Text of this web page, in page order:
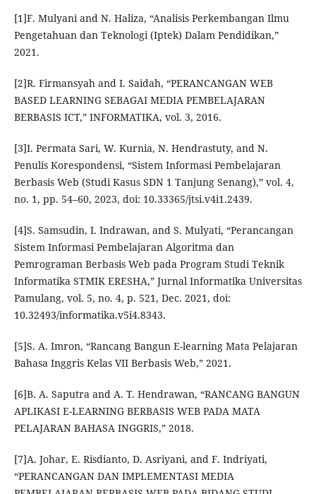
[1]F. Mulyani and N. Haliza, “Analisis Perkembangan Ilmu
Pengetahuan dan Teknologi (Iptek) Dalam Pendidikan,”
2021.
[2]R. Firmansyah and I. Saidah, “PERANCANGAN WEB
BASED LEARNING SEBAGAI MEDIA PEMBELAJARAN
BERBASIS ICT,” INFORMATIKA, vol. 3, 2016.
[3]I. Permata Sari, W. Kurnia, N. Hendrastuty, and N.
Penulis Korespondensi, “Sistem Informasi Pembelajaran
Berbasis Web (Studi Kasus SDN 1 Tanjung Senang),” vol. 4,
no. 1, pp. 54–60, 2023, doi: 10.33365/jtsi.v4i1.2439.
[4]S. Samsudin, I. Indrawan, and S. Mulyati, “Perancangan
Sistem Informasi Pembelajaran Algoritma dan
Pemrograman Berbasis Web pada Program Studi Teknik
Informatika STMIK ERESHA,” Jurnal Informatika Universitas
Pamulang, vol. 5, no. 4, p. 521, Dec. 2021, doi:
10.32493/informatika.v5i4.8343.
[5]S. A. Imron, “Rancang Bangun E-learning Mata Pelajaran
Bahasa Inggris Kelas VII Berbasis Web,” 2021.
[6]B. A. Saputra and A. T. Hendrawan, “RANCANG BANGUN
APLIKASI E-LEARNING BERBASIS WEB PADA MATA
PELAJARAN BAHASA INGGRIS,” 2018.
[7]A. Johar, E. Risdianto, D. Asriyani, and F. Indriyati,
“PERANCANGAN DAN IMPLEMENTASI MEDIA